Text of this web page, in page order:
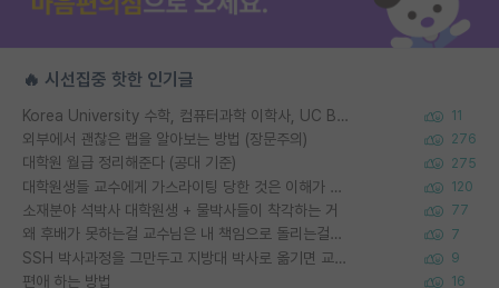
🔥 시선집중 핫한 인기글
Korea University 수학, 컴퓨터과학 이학사, UC Berkeley 산업공학 대학원 공학박사가 되는 것은 쉽지 않겠죠? 11
외부에서 괜찮은 랩을 알아보는 방법 (장문주의) 276
대학원 월급 정리해준다 (공대 기준) 275
대학원생들 교수에게 가스라이팅 당한 것은 이해가 갑니다. 안타깝네요. 120
소재분야 석박사 대학원생 + 물박사들이 착각하는 거 77
왜 후배가 못하는걸 교수님은 내 책임으로 돌리는걸까요? 7
SSH 박사과정을 그만두고 지방대 박사로 옮기면 교수의 꿈은 끝일까요? 9
편애 하는 방법 16